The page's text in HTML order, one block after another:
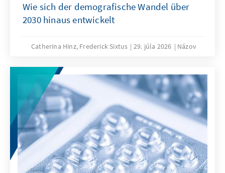
Wie sich der demografische Wandel über
2030 hinaus entwickelt
Catherina Hinz, Frederick Sixtus 29. júla 2026 Názov